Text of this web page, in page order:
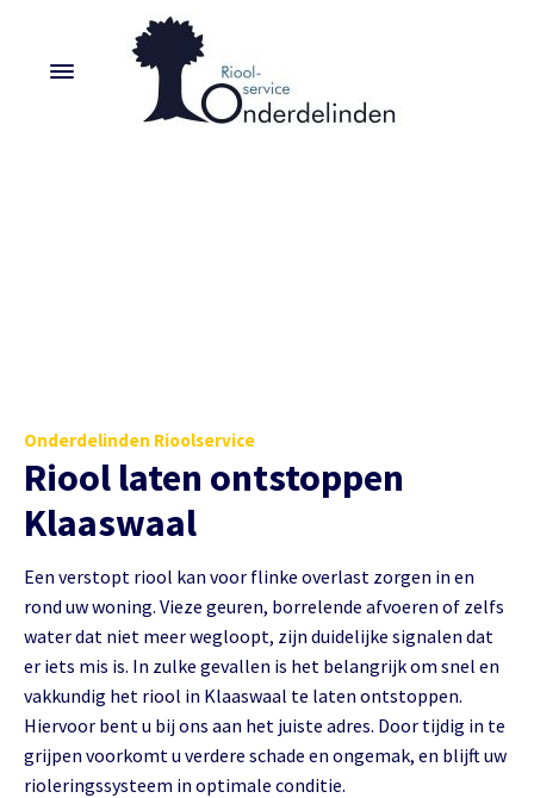
Onderdelinden Rioolservice
Riool laten ontstoppen
Klaaswaal
Een verstopt riool kan voor flinke overlast zorgen in en
rond uw woning. Vieze geuren, borrelende afvoeren of zelfs
water dat niet meer wegloopt, zijn duidelijke signalen dat
er iets mis is. In zulke gevallen is het belangrijk om snel en
vakkundig het riool in Klaaswaal te laten ontstoppen.
Hiervoor bent u bij ons aan het juiste adres. Door tijdig in te
grijpen voorkomt u verdere schade en ongemak, en blijft uw
rioleringssysteem in optimale conditie.